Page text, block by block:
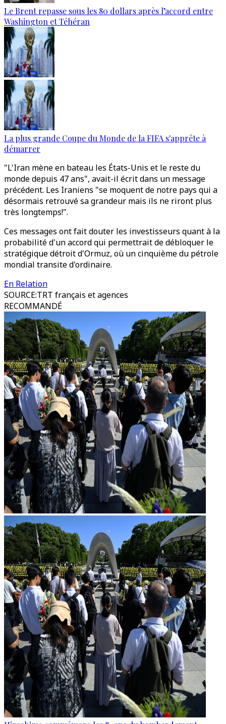
Le Brent repasse sous les 80 dollars après l’accord entre
Washington et Téhéran
La plus grande Coupe du Monde de la FIFA s'apprête à
démarrer
"L'Iran mène en bateau les États-Unis et le reste du
monde depuis 47 ans", avait-il écrit dans un message
précédent. Les Iraniens "se moquent de notre pays qui a
désormais retrouvé sa grandeur mais ils ne riront plus
très longtemps!".
Ces messages ont fait douter les investisseurs quant à la
probabilité d'un accord qui permettrait de débloquer le
stratégique détroit d'Ormuz, où un cinquième du pétrole
mondial transite d'ordinaire.
En Relation
SOURCE:TRT français et agences
RECOMMANDÉ